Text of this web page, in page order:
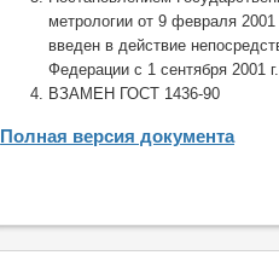
метрологии от 9 февраля
введен в действие
Федерации с 1 сентября 2001 г.
ВЗАМЕН ГОСТ 1436-90
Полная версия документа